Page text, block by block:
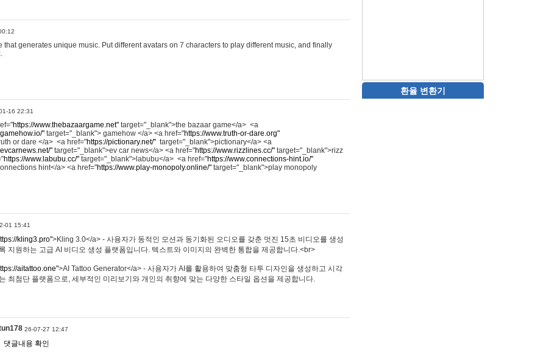
that generates unique music. Put different avatars on 7 characters to play different music, and finally
16 22:31
https://www.thebazaargame.net" target="_blank">the bazaar game</a> <a
" target="_blank"> gamehow </a> <a href="https://www.truth-or-dare.org"
or dare </a> <a href="https://pictionary.net/" target="_blank">pictionary</a> <a
" target="_blank">ev car news</a> <a href="https://www.rizzlines.cc/" target="_blank">rizz
https://www.labubu.cc/" target="_blank">labubu</a> <a href="https://www.connections-hint.io/"
hint</a> <a href="https://www.play-monopoly.online/" target="_blank">play monopoly
01 15:41
kling3.pro">Kling 3.0</a> - 사용자가 동적인 모션과 동기화된 오디오를 갖춘 멋진 15초 비디오를 생성
지원하는 고급 AI 비디오 생성 플랫폼입니다. 텍스트와 이미지의 완벽한 통합을 제공합니다.<br>
aitattoo.one">AI Tattoo Generator</a> - 사용자가 AI를 활용하여 맞춤형 타투 디자인을 생성하고 시각
최첨단 플랫폼으로, 세부적인 미리보기와 개인의 취향에 맞는 다양한 스타일 옵션을 제공합니다.
26-07-27 12:47
댓글내용 확인
환율 변환기